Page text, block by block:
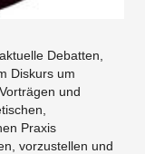
Debatten,
Diskurs um
und
Praxis
vorzustellen und